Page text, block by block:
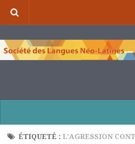
À propos de la S.L.N.L.
Nous contacter
ÉTIQUETÉ : L’AGRESSION